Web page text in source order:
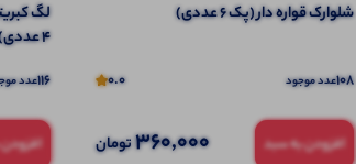
شلوارک قواره دار (پک 6 عددی)
108عدد موجود 0.0
افزودن به سبد 360,000تومان
4 عددی)
116عدد